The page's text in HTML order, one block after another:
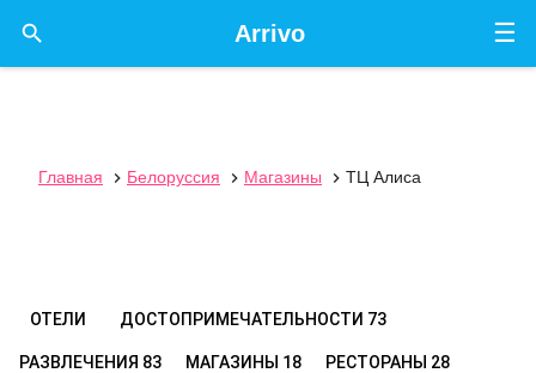
☰
Arrivo

Главная  Белоруссия  Магазины  ТЦ Алиса
ОТЕЛИ ДОСТОПРИМЕЧАТЕЛЬНОСТИ 73
РАЗВЛЕЧЕНИЯ 83 МАГАЗИНЫ 18 РЕСТОРАНЫ 28